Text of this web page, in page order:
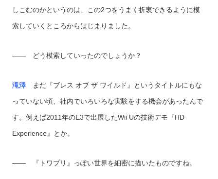
しこむのかというのは、この2つをうまく折衷できるように模
索していくところからはじまりました。
―― どう模索していったのでしょうか？
滝澤まだ『ブレス オブ ザ ワイルド』というタイトルにもな
っていない頃、社内でいろいろな実験をする機会があったんで
す。例えば2011年のE3で出展したWii Uの技術デモ『HD-
Experience』とか。
―― 『トワプリ』っぽい世界を細密に描いたものですね。